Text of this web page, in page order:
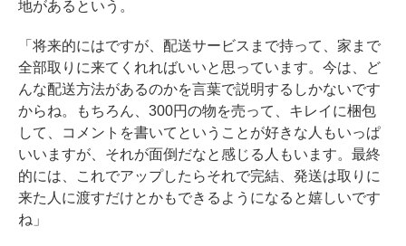
地があるという。
「将来的にはですが、配送サービスまで持って、家まで
全部取りに来てくれればいいと思っています。今は、ど
んな配送方法があるのかを言葉で説明するしかないです
からね。もちろん、300円の物を売って、キレイに梱包
して、コメントを書いてということが好きな人もいっぱ
いいますが、それが面倒だなと感じる人もいます。最終
的には、これでアップしたらそれで完結、発送は取りに
来た人に渡すだけとかもできるようになると嬉しいです
ね」